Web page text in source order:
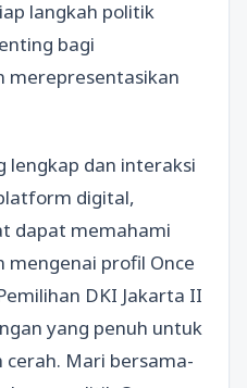
langkah politik
bagi
merepresentasikan
lengkap dan interaksi
digital,
dapat memahami
mengenai profil Once
DKI Jakarta II
yang penuh untuk
cerah. Mari bersama-